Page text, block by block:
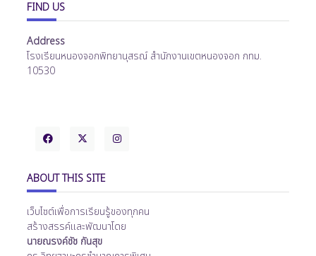
FIND US
Address
โรงเรียนหนองจอกพิทยานุสรณ์ สำนักงานเขตหนองจอก กทม.
10530
ABOUT THIS SITE
เว็บไซต์เพื่อการเรียนรู้ของทุกคน
สร้างสรรค์และพัฒนาโดย
นายณรงค์ชัช กันสุข